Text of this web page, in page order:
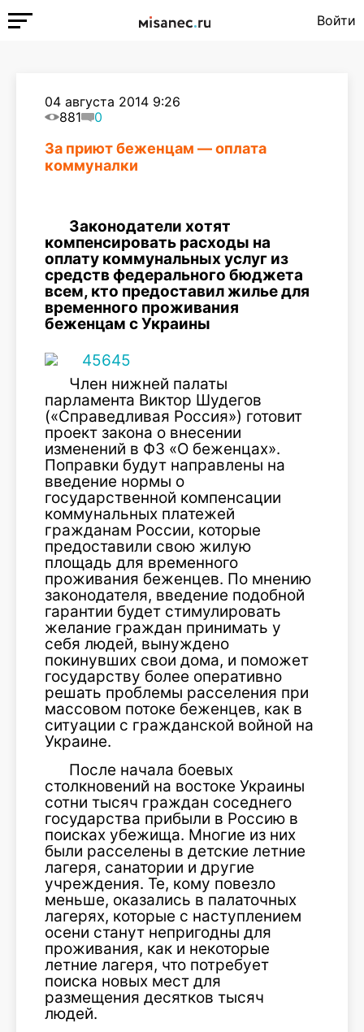
Войти
04 августа 2014 9:26
881
0
За приют беженцам — оплата
коммуналки
Законодатели хотят
компенсировать расходы на
оплату коммунальных услуг из
средств федерального бюджета
всем, кто предоставил жилье для
временного проживания
беженцам с Украины
Член нижней палаты
парламента Виктор Шудегов
(«Справедливая Россия») готовит
проект закона о внесении
изменений в ФЗ «О беженцах».
Поправки будут направлены на
введение нормы о
государственной компенсации
коммунальных платежей
гражданам России, которые
предоставили свою жилую
площадь для временного
проживания беженцев. По мнению
законодателя, введение подобной
гарантии будет стимулировать
желание граждан принимать у
себя людей, вынуждено
покинувших свои дома, и поможет
государству более оперативно
решать проблемы расселения при
массовом потоке беженцев, как в
ситуации с гражданской войной на
Украине.
После начала боевых
столкновений на востоке Украины
сотни тысяч граждан соседнего
государства прибыли в Россию в
поисках убежища. Многие из них
были расселены в детские летние
лагеря, санатории и другие
учреждения. Те, кому повезло
меньше, оказались в палаточных
лагерях, которые с наступлением
осени станут непригодны для
проживания, как и некоторые
летние лагеря, что потребует
поиска новых мест для
размещения десятков тысяч
людей.